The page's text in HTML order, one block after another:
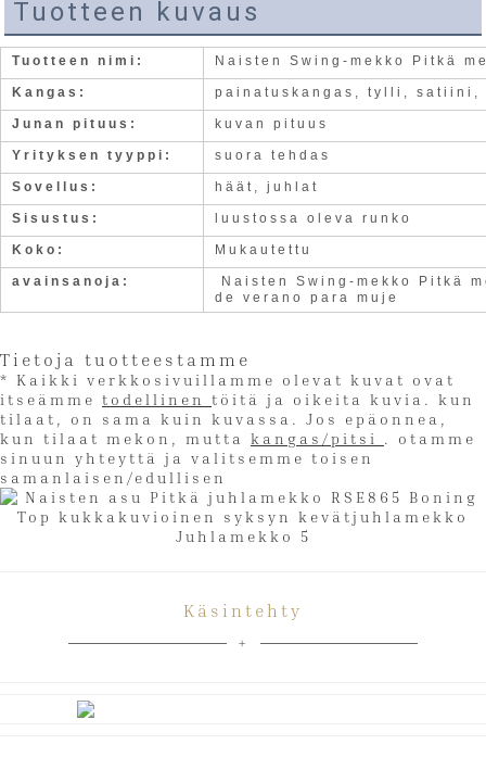
Tuotteen kuvaus
Tuotteen nimi: Naisten Swing-mekko Pitkä
Kangas: painatuskangas, tylli,
Junan pituus: kuvan pituus
Yrityksen tyyppi: suora tehdas
Sovellus: häät, juhlat
Sisustus: luustossa oleva runko
Koko: Mukautettu
avainsanoja:
Naisten Swing-mekko Pitkä
de verano para muje
Tietoja tuotteestamme
* Kaikki verkkosivuillamme olevat kuvat ovat
itseämme todellinen töitä ja oikeita kuvia. kun
tilaat, on sama kuin kuvassa. Jos epäonnea,
kun tilaat mekon, mutta kangas/pitsi . otamme
sinuun yhteyttä ja valitsemme toisen
samanlaisen/edullisen
Käsintehty